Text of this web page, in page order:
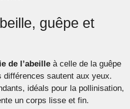
guêpe et
de l’abeille à celle de la guêpe
différences sautent aux yeux.
idéals pour la pollinisation,
un corps lisse et fin.